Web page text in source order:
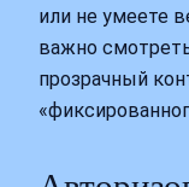
или не умеете
важно
прозрачный